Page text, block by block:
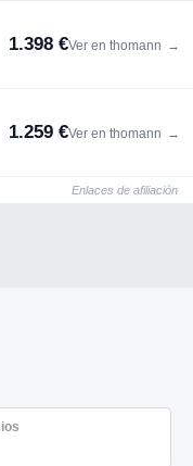
1.398 €Ver en thomann →
1.259 €Ver en thomann →
Enlaces de afiliación